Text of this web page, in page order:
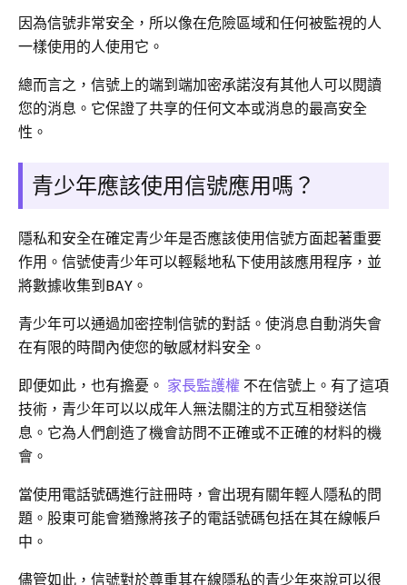
因為信號非常安全，所以像在危險區域和任何被監視的人
一樣使用的人使用它。
總而言之，信號上的端到端加密承諾沒有其他人可以閱讀
您的消息。它保證了共享的任何文本或消息的最高安全
性。
青少年應該使用信號應用嗎？
隱私和安全在確定青少年是否應該使用信號方面起著重要
作用。信號使青少年可以輕鬆地私下使用該應用程序，並
將數據收集到BAY。
青少年可以通過加密控制信號的對話。使消息自動消失會
在有限的時間內使您的敏感材料安全。
即便如此，也有擔憂。 家長監護權 不在信號上。有了這項
技術，青少年可以以成年人無法關注的方式互相發送信
息。它為人們創造了機會訪問不正確或不正確的材料的機
會。
當使用電話號碼進行註冊時，會出現有關年輕人隱私的問
題。股東可能會猶豫將孩子的電話號碼包括在其在線帳戶
中。
儘管如此，信號對於尊重其在線隱私的青少年來說可以很